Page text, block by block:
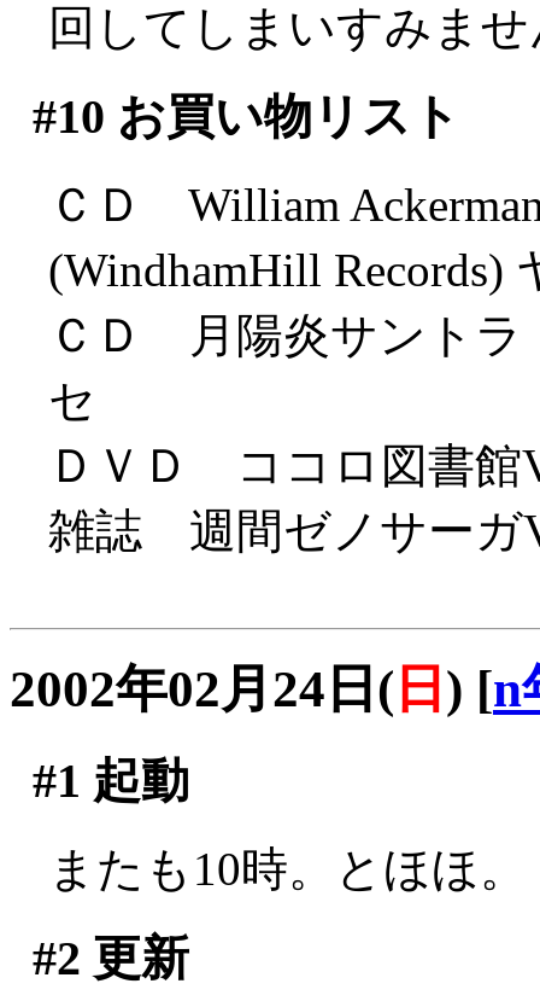
回してしまいすみま
#10 お買い物リスト
ＣＤ William
(WindhamHill Records)
ＣＤ 月陽炎サントラ
セ
ＤＶＤ ココロ図書館
雑誌 週間ゼノサーガ
2002年02月24日( 日 ) [n
#1 起動
またも10時。とほほ。
#2 更新